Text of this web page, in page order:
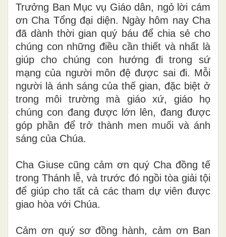
Trưởng Ban Mục vụ Giáo dân, ngỏ lời cám
ơn Cha Tổng đại diện. Ngày hôm nay Cha
đã dành thời gian quý báu để chia sẻ cho
chúng con những điều cần thiết và nhất là
giúp cho chúng con hướng đi trong sứ
mạng của người môn đệ được sai đi. Mỗi
người là ánh sáng của thế gian, đặc biệt ở
trong môi trường mà giáo xứ, giáo họ
chúng con đang được lớn lên, đang được
góp phần để trở thành men muối và ánh
sáng của Chúa.
Cha Giuse cũng cảm ơn quý Cha đồng tế
trong Thánh lễ, và trước đó ngồi tòa giải tội
để giúp cho tất cả các tham dự viên được
giao hòa với Chúa.
Cảm ơn quý sơ đồng hành, cảm ơn Ban